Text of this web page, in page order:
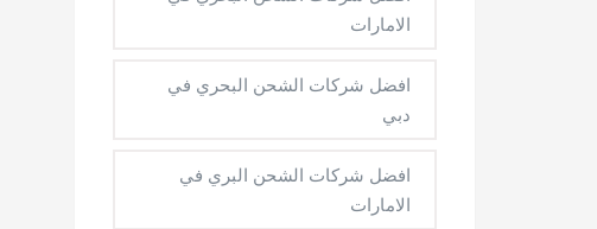
الامارات
افضل شركات الشحن البحري في
دبي
افضل شركات الشحن البري في
الامارات